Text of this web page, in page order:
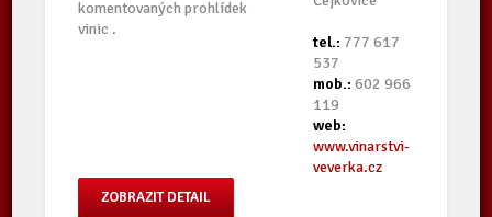
tel.: 777 617
537
mob.: 602 966
119
web:
www.vinarstvi-
veverka.cz
komentovaných prohlídek
vinic .
ZOBRAZIT DETAIL